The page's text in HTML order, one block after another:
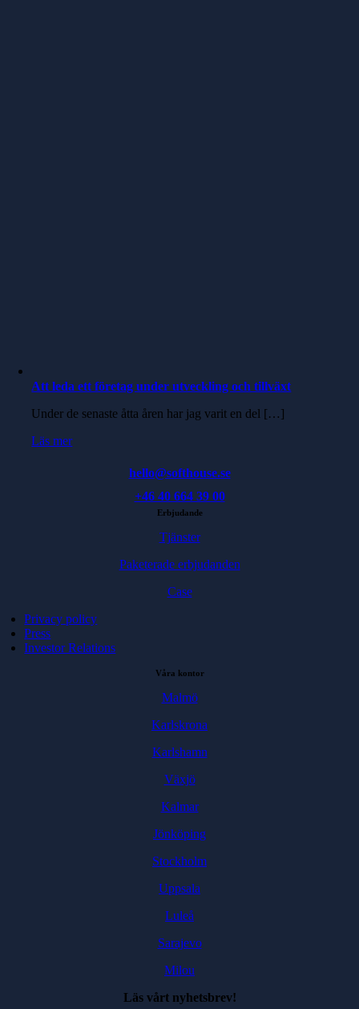
Att leda ett företag under utveckling och tillväxt
Under de senaste åtta åren har jag varit en del […]
Läs mer
hello@softhouse.se
+46 40 664 39 00
Erbjudande
Tjänster
Paketerade erbjudanden
Case
Privacy policy
Press
Investor Relations
Våra kontor
Malmö
Karlskrona
Karlshamn
Växjö
Kalmar
Jönköping
Stockholm
Uppsala
Luleå
Sarajevo
Milou
Läs vårt nyhetsbrev!